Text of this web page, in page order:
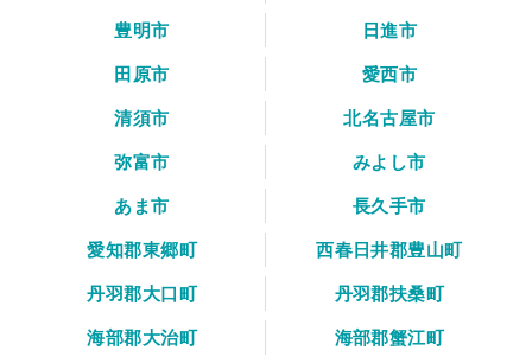
豊明市
日進市
田原市
愛西市
清須市
北名古屋市
弥富市
みよし市
あま市
長久手市
愛知郡東郷町
西春日井郡豊山町
丹羽郡大口町
丹羽郡扶桑町
海部郡大治町
海部郡蟹江町